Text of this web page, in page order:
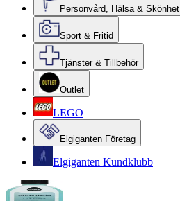
Personvård, Hälsa & Skönhet
Sport & Fritid
Tjänster & Tillbehör
Outlet
LEGO
Elgiganten Företag
Elgiganten Kundklubb